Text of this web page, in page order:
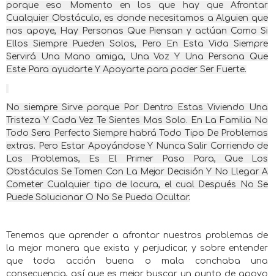
porque eso Momento en los que hay que Afrontar
Cualquier Obstáculo, es donde necesitamos a Alguien que
nos apoye, Hay Personas Que Piensan y actúan Como Si
Ellos Siempre Pueden Solos, Pero En Esta Vida Siempre
Servirá Una Mano amiga, Una Voz Y Una Persona Que
Este Para ayudarte Y Apoyarte para poder Ser Fuerte.
No siempre Sirve porque Por Dentro Estas Viviendo Una
Tristeza Y Cada Vez Te Sientes Mas Solo. En La Familia No
Todo Sera Perfecto Siempre habrá Todo Tipo De Problemas
extras. Pero Estar Apoyándose Y Nunca Salir Corriendo de
Los Problemas, Es El Primer Paso Para, Que Los
Obstáculos Se Tomen Con La Mejor Decisión Y No Llegar A
Cometer Cualquier tipo de locura, el cual Después No Se
Puede Solucionar O No Se Pueda Ocultar.
Tenemos que aprender a afrontar nuestros problemas de
la mejor manera que exista y perjudicar, y sobre entender
que toda acción buena o mala conchaba una
consecuencia, así que es mejor buscar un punto de apoyo